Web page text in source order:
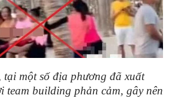
một số địa phương đã xuất
team building phản cảm, gây nên